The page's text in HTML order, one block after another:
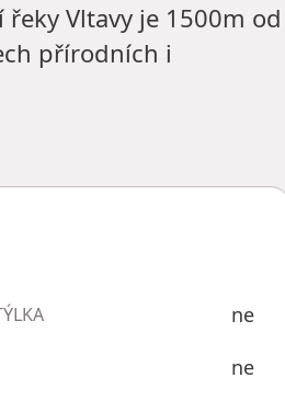
Vltavy je 1500m od
přírodních i
ne
ne